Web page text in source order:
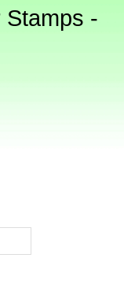
Stamps -